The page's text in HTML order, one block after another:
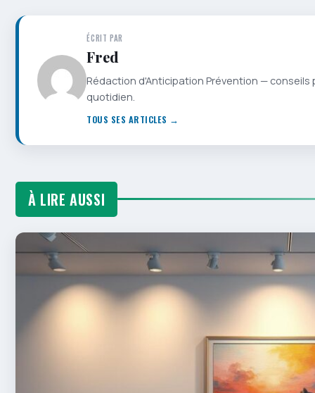
ÉCRIT PAR
Fred
Rédaction d'Anticipation Prévention —
quotidien.
TOUS SES ARTICLES →
À LIRE AUSSI